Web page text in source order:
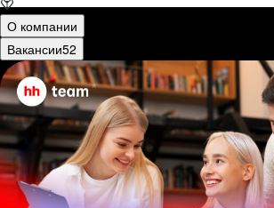
О компании
Вакансии52